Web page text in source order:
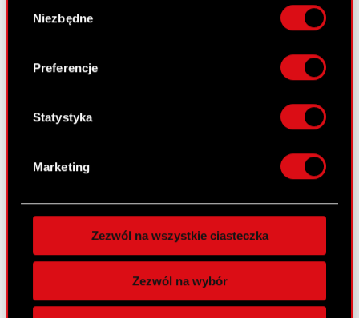
lokalizacji geograficznej z dokładnością nawet
Identyfikować Twoje urządzenie, aktywnie
analizując charakteryzującego je zbiory
palca)
osobiste dane są przetwarzane oraz ustaw własne
preferencje w
. W Deklaracji
zgodę w dowolnej chwili.
Wykorzystujemy pliki cookie do
funkcje społecznościowe i analizować ruch w
naszej witrynie. Informacje o tym, jak korzystasz
zgody
Niezbędne
Preferencje
Statystyka
Marketing
Zezwól na wszystkie ciasteczka
Zezwól na wybór
Postanowienie Sądu Rejonowego w
ZATRA S.A. o upadłości OPTIMUS S.A.
Raport bieżący nr 61/2008
Projekty uchwał Zwyczajnego Walnego
Raport bieżący nr 60/2008
Informacja o Zwołaniu Zwyczajnego